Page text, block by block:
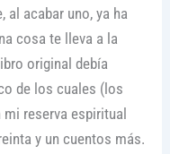
al acabar uno, ya ha
cosa te lleva a la
original debía
de los cuales (los
reserva espiritual
y un cuentos más.